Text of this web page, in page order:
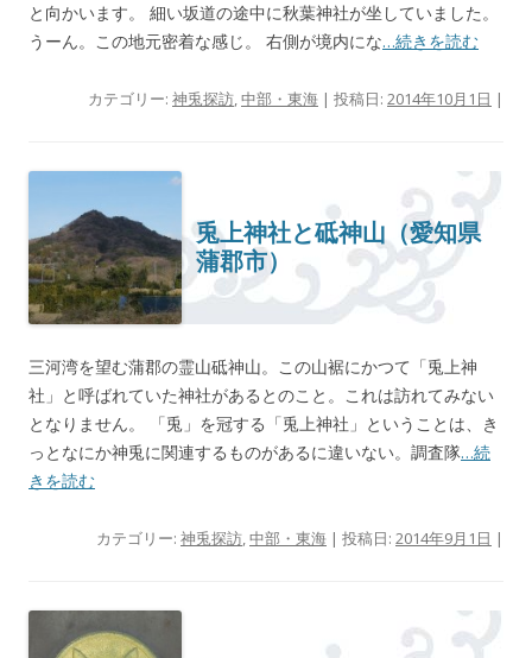
と向かいます。 細い坂道の途中に秋葉神社が坐していました。
うーん。この地元密着な感じ。 右側が境内にな…続きを読む
カテゴリー: 神兎探訪,中部・東海 | 投稿日: 2014年10月1日 |
兎上神社と砥神山（愛知県
蒲郡市）
三河湾を望む蒲郡の霊山砥神山。この山裾にかつて「兎上神
社」と呼ばれていた神社があるとのこと。これは訪れてみない
となりません。 「兎」を冠する「兎上神社」ということは、き
っとなにか神兎に関連するものがあるに違いない。調査隊…続
きを読む
カテゴリー: 神兎探訪,中部・東海 | 投稿日: 2014年9月1日 |